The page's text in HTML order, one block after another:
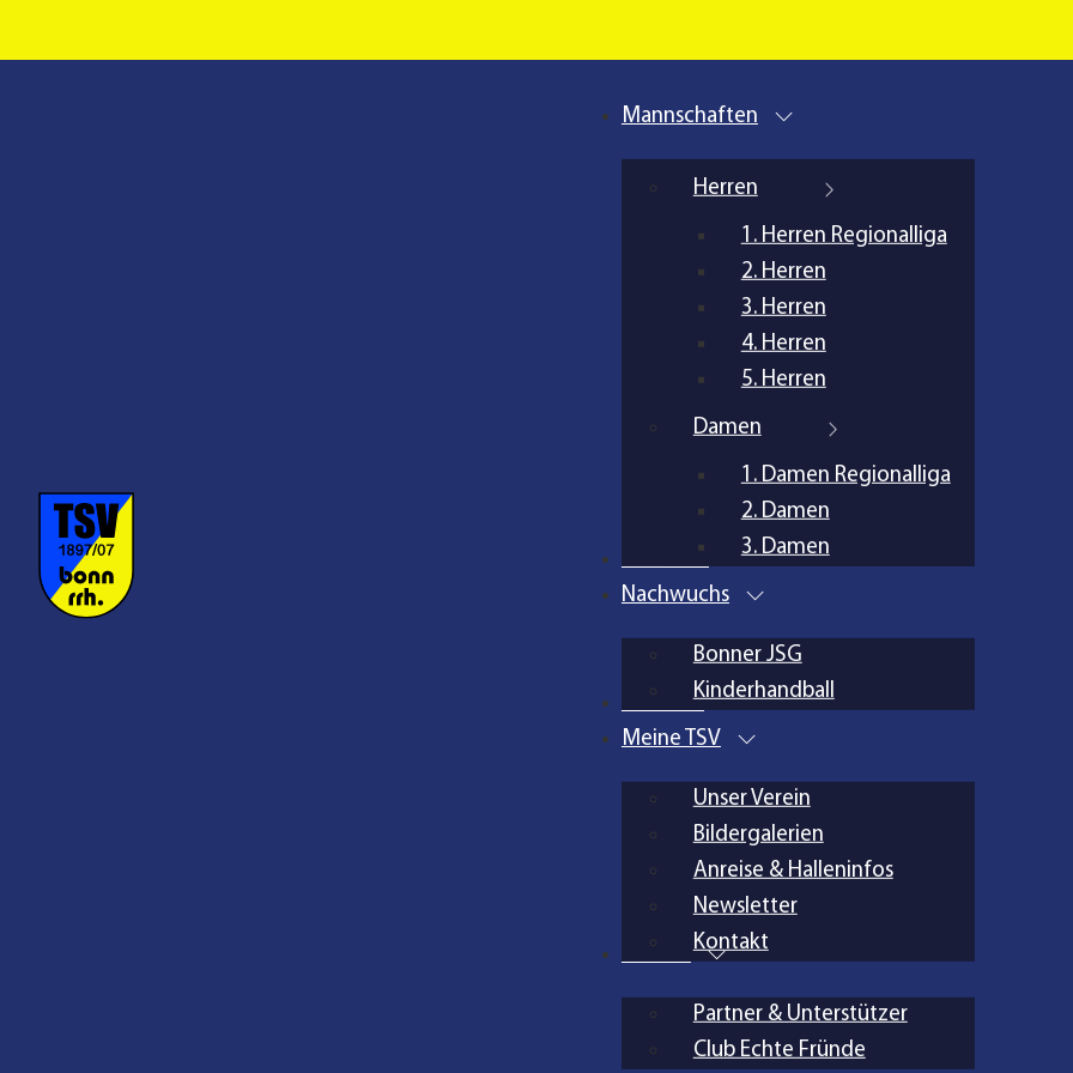
Mannschaften
Herren
1. Herren Regionalliga
2. Herren
3. Herren
4. Herren
5. Herren
Damen
1. Damen Regionalliga
2. Damen
3. Damen
Nachwuchs
Bonner JSG
Kinderhandball
Inklusion
Meine TSV
Unser Verein
Bildergalerien
Anreise & Halleninfos
Newsletter
Kontakt
Partner & Unterstützer
Club Echte Fründe